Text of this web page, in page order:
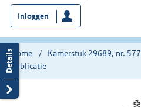
bent
nu
hier:
Inloggen
Home Kamerstuk 29689, nr. 577
publicatie